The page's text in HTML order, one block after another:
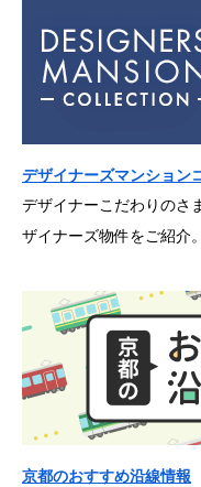
デザイナーズマンション
デザイナーこだわりのさ
ザイナーズ物件をご紹介。
京都のおすすめ沿線情報